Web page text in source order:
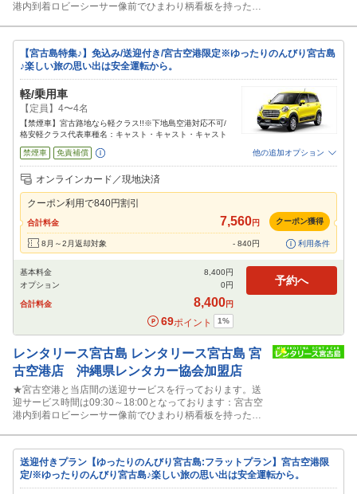
港内到着ロビーシーサー像前でひまわり柄看板を持ったス
【宮古島特集♪】免込み/送迎付き/宮古空港限定※ゆったりのんびり宮古島
♪楽しい旅の思い出は安全運転から。
軽/乗用車
【定員】4〜4名
【禁煙車】宮古路地なら軽クラス!!※下地島空港対応不可/
格安軽クラス代表車種名：キャスト・キャスト・キャスト
禁煙車 免責補償 他の追加オプション
追加可能オプション
（次画面で選択ができます）
オンラインカード／現地決済
クーポン利用で840円割引
合計料金 7,560円
8月～2月返却対象 - 840円
クーポン獲得
利用条件
基本料金 8,400円
オプション
0円
合計料金 8,400円
69ポイント 1%
予約へ
レンタリース宮古島 レンタリース宮古島 宮
古空港店 沖縄県レンタカー協会加盟店
★宮古空港と当店間の送迎サービスを行っております。送
迎サービス時間は09:30～18:00となっております：宮古空
港内到着ロビーシーサー像前でひまわり柄看板を持ったス
送迎付きプラン【ゆったりのんびり宮古島:フラットプラン】宮古空港限
定/※ゆったりのんびり宮古島♪楽しい旅の思い出は安全運転から。